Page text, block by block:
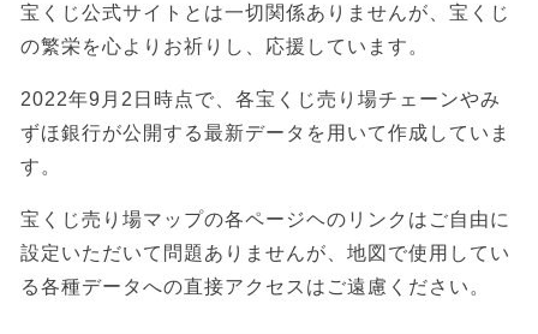
宝くじ公式サイトとは一切関係ありませんが、宝くじ
の繁栄を心よりお祈りし、応援しています。
2022年9月2日時点で、各宝くじ売り場チェーンやみ
ずほ銀行が公開する最新データを用いて作成していま
す。
宝くじ売り場マップの各ページヘのリンクはご自由に
設定いただいて問題ありませんが、地図で使用してい
る各種データへの直接アクセスはご遠慮ください。